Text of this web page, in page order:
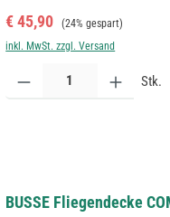
Verkaufspreis:
€ 45,90 Regulärer Preis:
(24% gespart)
inkl. MwSt. zzgl. Versand
Produkt Anzahl: Gib den
Stk.
BUSSE Fliegendecke